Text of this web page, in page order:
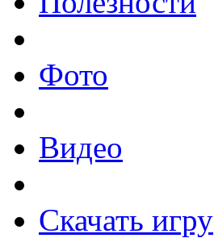
Фото
Видео
Скачать игру